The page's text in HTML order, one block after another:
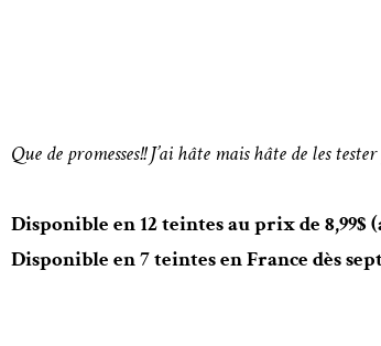
Que de promesses!! J’ai hâte mais hâte de les
Disponible en 12 teintes au prix de 8,99$
Disponible en 7 teintes en France dès